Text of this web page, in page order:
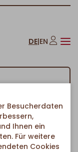
DE|EN
Besucherdaten
Ihnen ein
Für weitere
Cookies